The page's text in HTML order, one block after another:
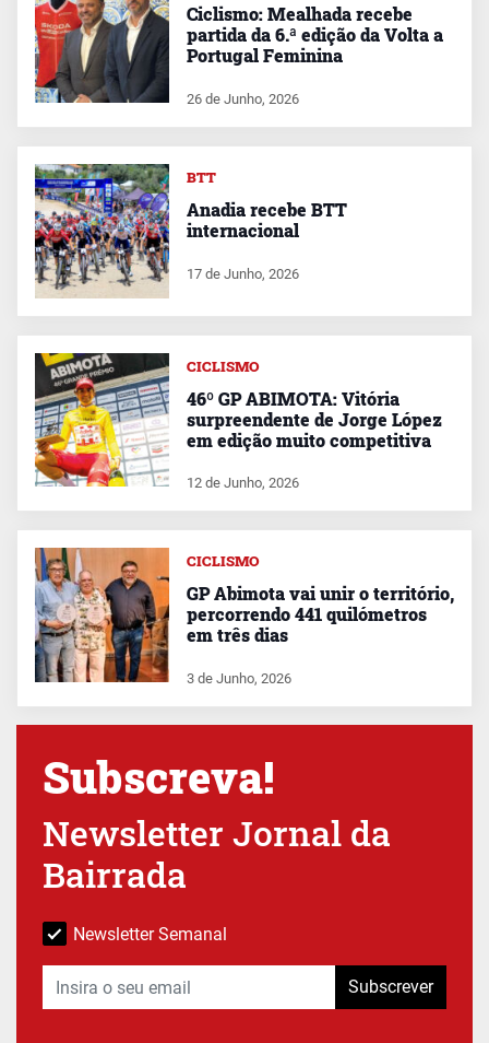
Ciclismo: Mealhada recebe
partida da 6.ª edição da Volta a
Portugal Feminina
26 de Junho, 2026
BTT
Anadia recebe BTT
internacional
17 de Junho, 2026
CICLISMO
46º GP ABIMOTA: Vitória
surpreendente de Jorge López
em edição muito competitiva
12 de Junho, 2026
CICLISMO
GP Abimota vai unir o território,
percorrendo 441 quilómetros
em três dias
3 de Junho, 2026
Subscreva!
Newsletter Jornal da
Bairrada
Newsletter Semanal
Subscrever